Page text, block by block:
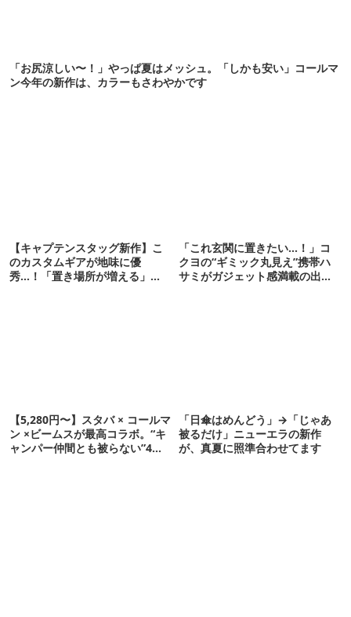
「お尻涼しい〜！」やっぱ夏はメッシュ。「しかも安い」コールマ
ン今年の新作は、カラーもさわやかです
【キャプテンスタッグ新作】こ
のカスタムギアが地味に優
秀…！「置き場所が増える」
「これ玄関に置きたい…！」コ
クヨの“ギミック丸見え”携帯ハ
サミがガジェット感満載の出来
【5,280円〜】スタバ × コールマ
ン ×ビームスが最高コラボ。“キ
ャンパー仲間とも被らない”4ア
「日傘はめんどう」→「じゃあ
被るだけ」ニューエラの新作
が、真夏に照準合わせてます